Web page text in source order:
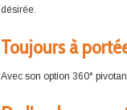
désirée.
Toujours à
Avec son option 360°